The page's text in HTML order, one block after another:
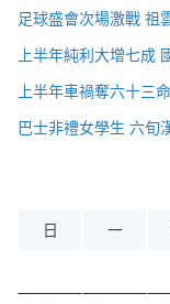
足球盛會次場激戰 祖
上半年純利大增七成
上半年車禍奪六十三
巴士非禮女學生 六旬
日
一